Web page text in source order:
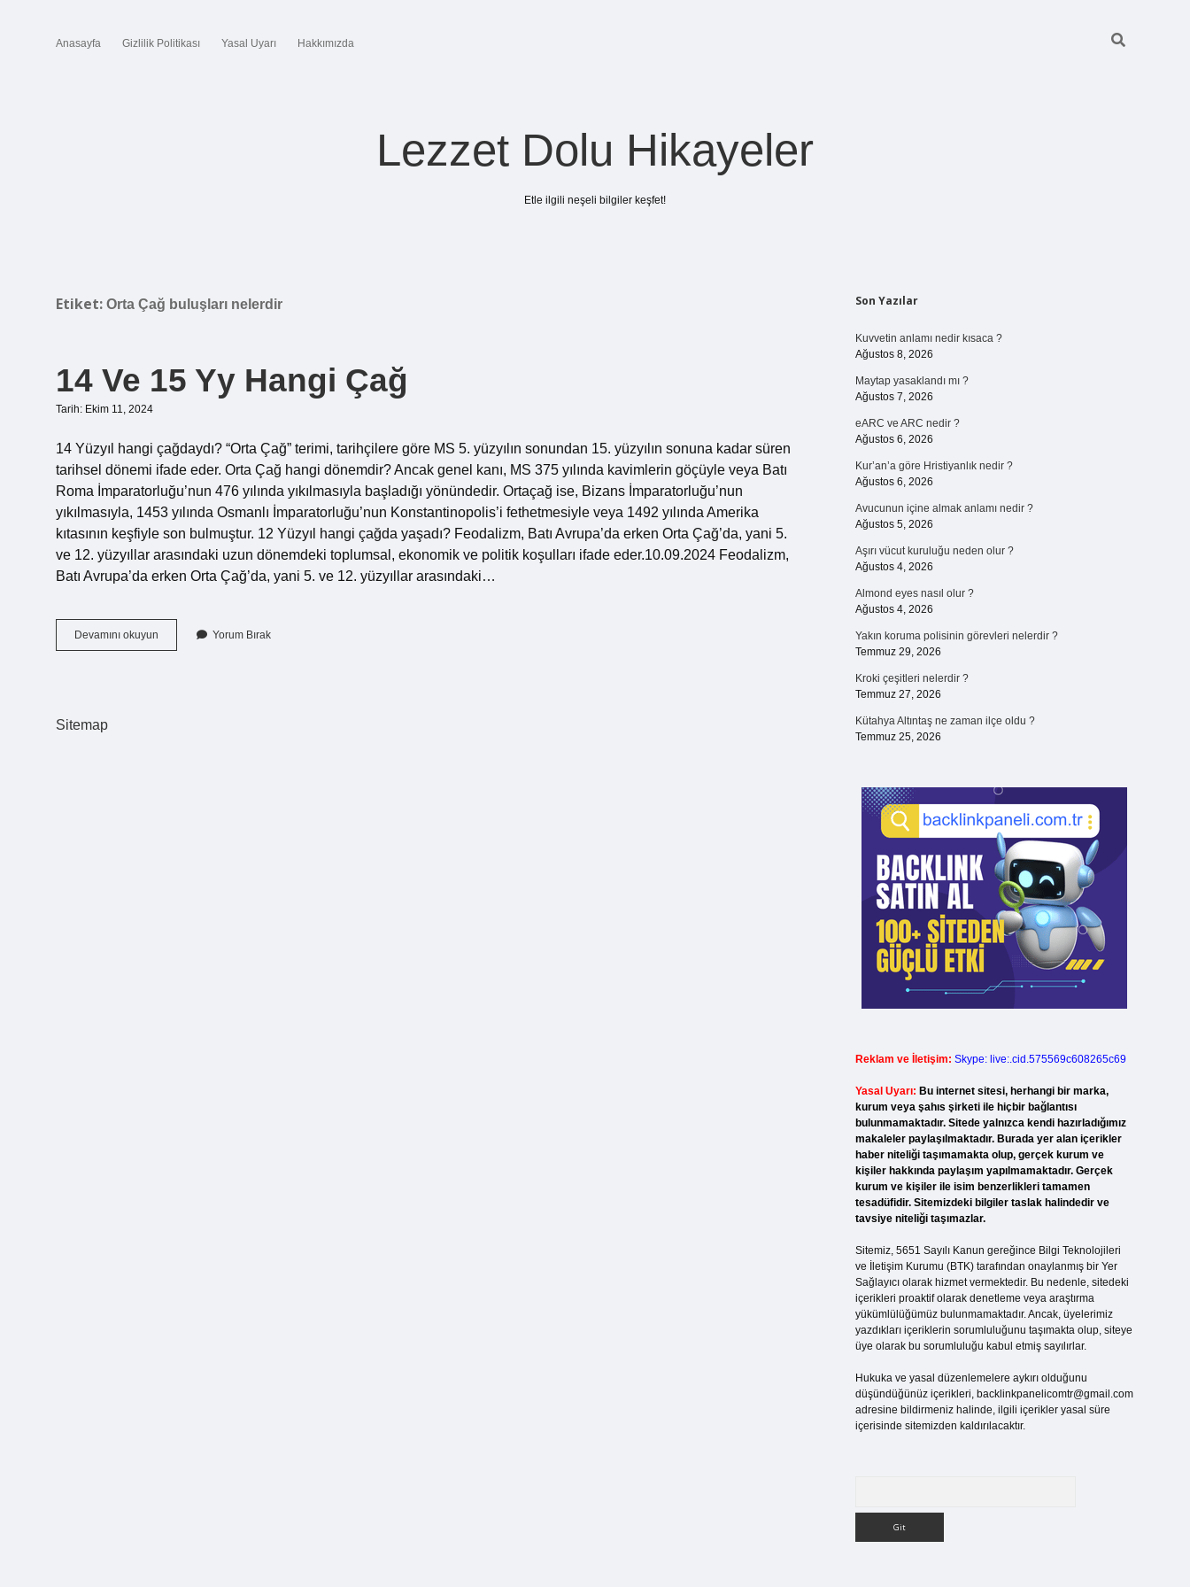
Anasayfa Gizlilik Politikası Yasal Uyarı Hakkımızda
Lezzet Dolu Hikayeler
Etle ilgili neşeli bilgiler keşfet!
Etiket: Orta Çağ buluşları nelerdir
14 Ve 15 Yy Hangi Çağ
Tarih: Ekim 11, 2024
14 Yüzyıl hangi çağdaydı? “Orta Çağ” terimi, tarihçilere göre MS 5. yüzyılın sonundan 15. yüzyılın sonuna kadar süren
tarihsel dönemi ifade eder. Orta Çağ hangi dönemdir? Ancak genel kanı, MS 375 yılında kavimlerin göçüyle veya Batı
Roma İmparatorluğu’nun 476 yılında yıkılmasıyla başladığı yönündedir. Ortaçağ ise, Bizans İmparatorluğu’nun
yıkılmasıyla, 1453 yılında Osmanlı İmparatorluğu’nun Konstantinopolis’i fethetmesiyle veya 1492 yılında Amerika
kıtasının keşfiyle son bulmuştur. 12 Yüzyıl hangi çağda yaşadı? Feodalizm, Batı Avrupa’da erken Orta Çağ’da, yani 5.
ve 12. yüzyıllar arasındaki uzun dönemdeki toplumsal, ekonomik ve politik koşulları ifade eder.10.09.2024 Feodalizm,
Batı Avrupa’da erken Orta Çağ’da, yani 5. ve 12. yüzyıllar arasındaki…
Devamını okuyun
Ve
Yorum Bırak
Sitemap
Sidebar
Son Yazılar
Kuvvetin anlamı nedir kısaca ?
Ağustos 8, 2026
Maytap yasaklandı mı ?
Ağustos 7, 2026
eARC ve ARC nedir ?
Ağustos 6, 2026
Kur’an’a göre Hristiyanlık nedir ?
Ağustos 6, 2026
Avucunun içine almak anlamı nedir ?
Ağustos 5, 2026
Aşırı vücut kuruluğu neden olur ?
Ağustos 4, 2026
Almond eyes nasıl olur ?
Ağustos 4, 2026
Yakın koruma polisinin görevleri nelerdir ?
Temmuz 29, 2026
Kroki çeşitleri nelerdir ?
Temmuz 27, 2026
Kütahya Altıntaş ne zaman ilçe oldu ?
Temmuz 25, 2026
Reklam ve İletişim: Skype: live:.cid.575569c608265c69
Yasal Uyarı: Bu internet sitesi, herhangi bir marka,
kurum veya şahıs şirketi ile hiçbir bağlantısı
bulunmamaktadır. Sitede yalnızca kendi hazırladığımız
makaleler paylaşılmaktadır. Burada yer alan içerikler
haber niteliği taşımamakta olup, gerçek kurum ve
kişiler hakkında paylaşım yapılmamaktadır. Gerçek
kurum ve kişiler ile isim benzerlikleri tamamen
tesadüfidir. Sitemizdeki bilgiler taslak halindedir ve
tavsiye niteliği taşımazlar.
Sitemiz, 5651 Sayılı Kanun gereğince Bilgi Teknolojileri
ve İletişim Kurumu (BTK) tarafından onaylanmış bir Yer
Sağlayıcı olarak hizmet vermektedir. Bu nedenle, sitedeki
içerikleri proaktif olarak denetleme veya araştırma
yükümlülüğümüz bulunmamaktadır. Ancak, üyelerimiz
yazdıkları içeriklerin sorumluluğunu taşımakta olup, siteye
üye olarak bu sorumluluğu kabul etmiş sayılırlar.
Hukuka ve yasal düzenlemelere aykırı olduğunu
düşündüğünüz içerikleri, backlinkpanelicomtr@gmail.com
adresine bildirmeniz halinde, ilgili içerikler yasal süre
içerisinde sitemizden kaldırılacaktır.